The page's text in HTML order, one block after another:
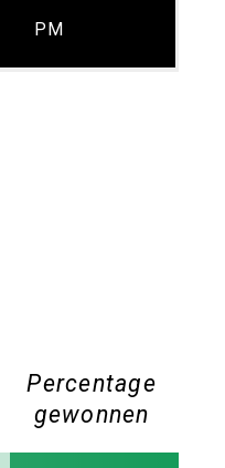
PM
Percentage
gewonnen